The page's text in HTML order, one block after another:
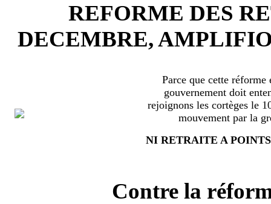
REFORME DES
DECEMBRE,
Parce que cette
gouvernement doit
rejoignons les cortèges le
mouvement par la
NI RETRAITE A
Contre la